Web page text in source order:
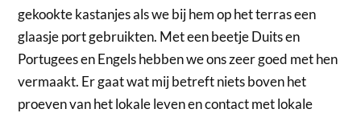
gekookte kastanjes als we bij hem op het terras een
glaasje port gebruikten. Met een beetje Duits en
Portugees en Engels hebben we ons zeer goed met hen
vermaakt. Er gaat wat mij betreft niets boven het
proeven van het lokale leven en contact met lokale